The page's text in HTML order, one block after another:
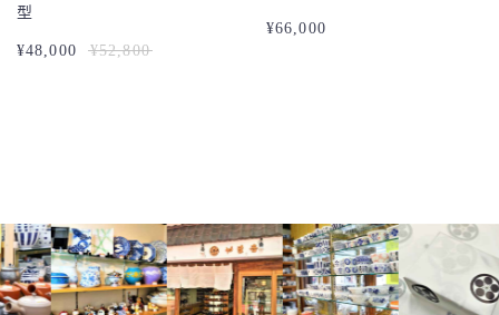
¥33,000